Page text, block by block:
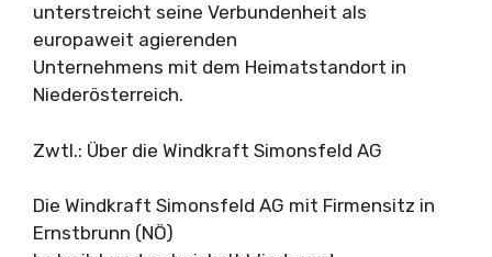
unterstreicht seine Verbundenheit als
europaweit agierenden
Unternehmens mit dem Heimatstandort in
Niederösterreich.
Zwtl.: Über die Windkraft Simonsfeld AG
Die Windkraft Simonsfeld AG mit Firmensitz in
Ernstbrunn (NÖ)